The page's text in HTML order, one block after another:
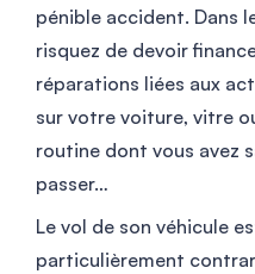
pénible accident. Dans
risquez de devoir
réparations liées aux
sur votre voiture, vitre
routine dont vous avez
passer…
Le vol de son véhicule
particulièrement